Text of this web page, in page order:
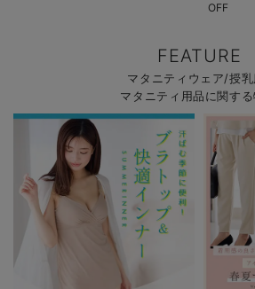
OFF
FEATURE
マタニティウェア/授
マタニティ用品に関する